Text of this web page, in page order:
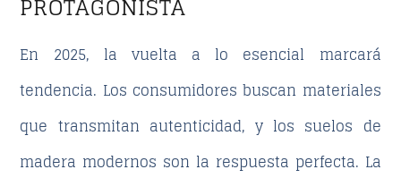
PROTAGONISTA
En 2025, la vuelta a lo esencial marcará
tendencia. Los consumidores buscan materiales
que transmitan autenticidad, y los suelos de
madera modernos son la respuesta perfecta. La